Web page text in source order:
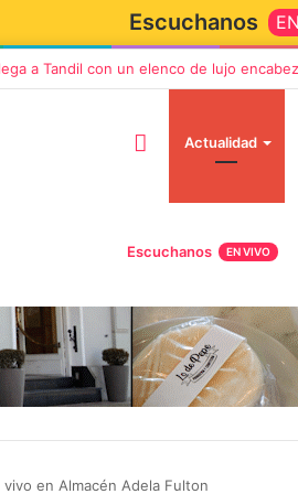
Escuchanos
llega a Tandil con un elenco de lujo
Actualidad
Escuchanos EN VIVO
en Almacén Adela Fulton
Vino y Adiós
2 octubre, 2026
elenco de